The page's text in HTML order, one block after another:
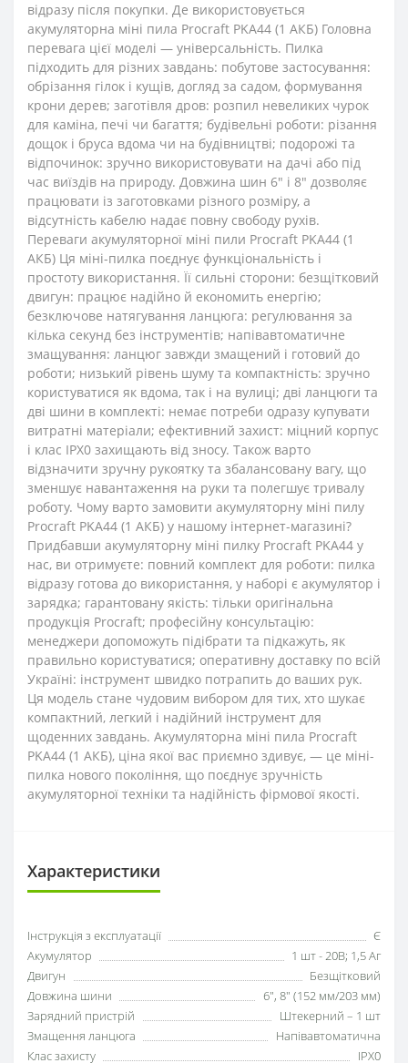
відразу після покупки. Де використовується
акумуляторна міні пила Procraft PKA44 (1 АКБ) Головна
перевага цієї моделі ― універсальність. Пилка
підходить для різних завдань: побутове застосування:
обрізання гілок і кущів, догляд за садом, формування
крони дерев; заготівля дров: розпил невеликих чурок
для каміна, печі чи багаття; будівельні роботи: різання
дощок і бруса вдома чи на будівництві; подорожі та
відпочинок: зручно використовувати на дачі або під
час виїздів на природу. Довжина шин 6" і 8" дозволяє
працювати із заготовками різного розміру, а
відсутність кабелю надає повну свободу рухів.
Переваги акумуляторної міні пили Procraft PKA44 (1
АКБ) Ця міні-пилка поєднує функціональність і
простоту використання. Її сильні сторони: безщітковий
двигун: працює надійно й економить енергію;
безключове натягування ланцюга: регулювання за
кілька секунд без інструментів; напівавтоматичне
змащування: ланцюг завжди змащений і готовий до
роботи; низький рівень шуму та компактність: зручно
користуватися як вдома, так і на вулиці; дві ланцюги та
дві шини в комплекті: немає потреби одразу купувати
витратні матеріали; ефективний захист: міцний корпус
і клас IPX0 захищають від зносу. Також варто
відзначити зручну рукоятку та збалансовану вагу, що
зменшує навантаження на руки та полегшує тривалу
роботу. Чому варто замовити акумуляторну міні пилу
Procraft PKA44 (1 АКБ) у нашому інтернет-магазині?
Придбавши акумуляторну міні пилку Procraft PKA44 у
нас, ви отримуєте: повний комплект для роботи: пилка
відразу готова до використання, у наборі є акумулятор і
зарядка; гарантовану якість: тільки оригінальна
продукція Procraft; професійну консультацію:
менеджери допоможуть підібрати та підкажуть, як
правильно користуватися; оперативну доставку по всій
Україні: інструмент швидко потрапить до ваших рук.
Ця модель стане чудовим вибором для тих, хто шукає
компактний, легкий і надійний інструмент для
щоденних завдань. Акумуляторна міні пила Procraft
PKA44 (1 АКБ), ціна якої вас приємно здивує, ― це міні-
пилка нового покоління, що поєднує зручність
акумуляторної техніки та надійність фірмової якості.
Характеристики
Інструкція з експлуатації
Є
Акумулятор
1 шт - 20В; 1,5 Аг
Двигун
Безщітковий
Довжина шини
6", 8" (152 мм/203 мм)
Зарядний пристрій
Штекерний – 1 шт
Змащення ланцюга
Напівавтоматична
Клас захисту
IPX0